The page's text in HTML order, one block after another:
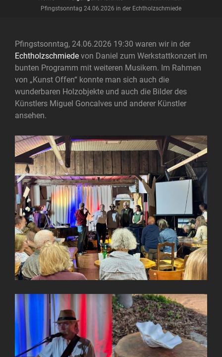
Pfingstsonntag 24.06.2026 in der Echtholzschmiede
Pfingstsonntag, 24.06.2026 19:30 waren wir in der
Echtholzschmiede von Daniel zum Werkstattkonzert im
bunten Programm mit weiteren Musikern. Im Rahmen
von „Kunst Offen“ konnte man sich auch die
wunderbaren Holzobjekte und auch die Bilder des
Künstlers Miguel Goncalves und anderer Künstler
ansehen.